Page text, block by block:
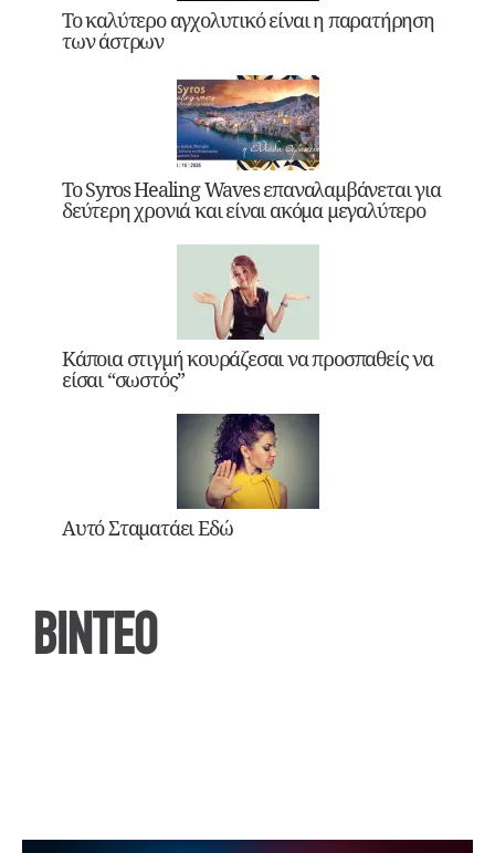
Το καλύτερο αγχολυτικό είναι η παρατήρηση
των άστρων
Το Syros Healing Waves επαναλαμβάνεται για
δεύτερη χρονιά και είναι ακόμα μεγαλύτερο
Κάποια στιγμή κουράζεσαι να προσπαθείς να
είσαι “σωστός”
Αυτό Σταματάει Εδώ
ΒΙΝΤΕΟ